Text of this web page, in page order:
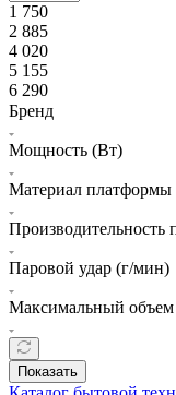
1 750
2 885
4 020
5 155
6 290
Бренд
Мощность (Вт)
Материал платформы
Производительность
Паровой удар (г/мин)
Максимальный объем
Показать